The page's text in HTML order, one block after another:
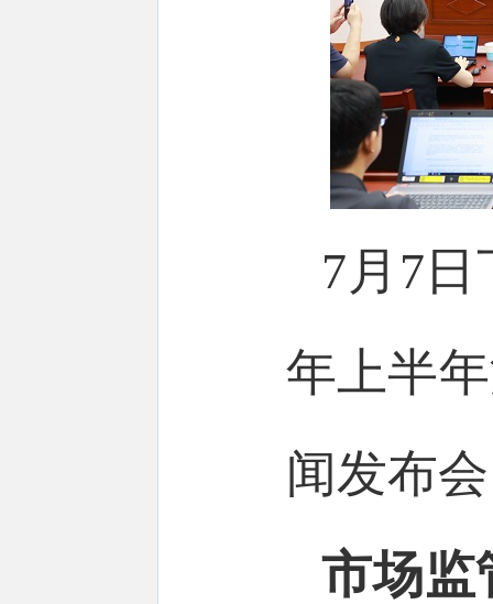
7月7
年上半
闻发布
市场监